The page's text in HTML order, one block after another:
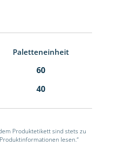
Paletteneinheit
60
40
Produktetikett sind stets zu
lesen.“